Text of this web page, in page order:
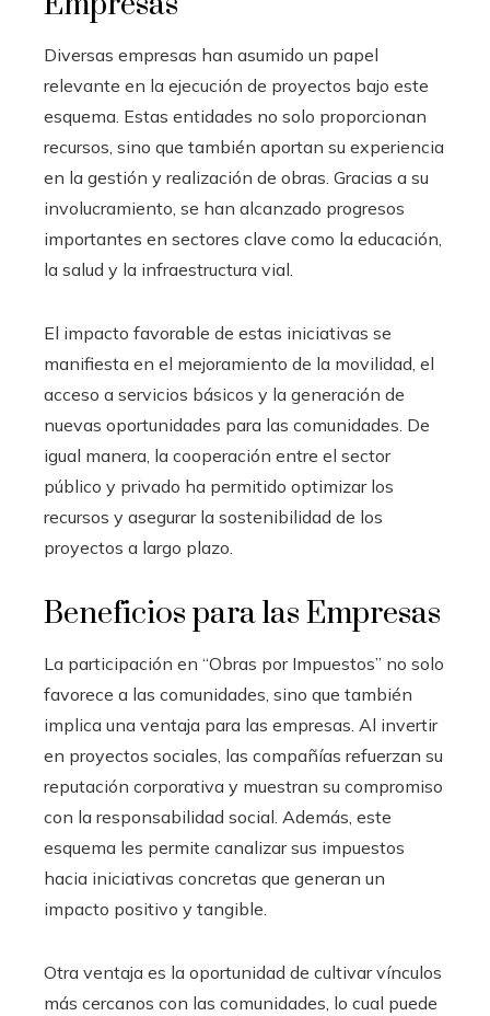
Diversas empresas han asumido un papel
relevante en la ejecución de proyectos bajo este
esquema. Estas entidades no solo proporcionan
recursos, sino que también aportan su experiencia
en la gestión y realización de obras. Gracias a su
involucramiento, se han alcanzado progresos
importantes en sectores clave como la educación,
la salud y la infraestructura vial.
El impacto favorable de estas iniciativas se
manifiesta en el mejoramiento de la movilidad, el
acceso a servicios básicos y la generación de
nuevas oportunidades para las comunidades. De
igual manera, la cooperación entre el sector
público y privado ha permitido optimizar los
recursos y asegurar la sostenibilidad de los
proyectos a largo plazo.
Beneficios para las Empresas
La participación en “Obras por Impuestos” no solo
favorece a las comunidades, sino que también
implica una ventaja para las empresas. Al invertir
en proyectos sociales, las compañías refuerzan su
reputación corporativa y muestran su compromiso
con la responsabilidad social. Además, este
esquema les permite canalizar sus impuestos
hacia iniciativas concretas que generan un
impacto positivo y tangible.
Otra ventaja es la oportunidad de cultivar vínculos
más cercanos con las comunidades, lo cual puede